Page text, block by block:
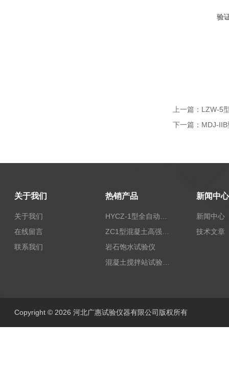
验
上一篇： LZW-5
下一篇： MDJ-
关于我们
关于我们
在线留言
联系我们
热销产品
岩石饱水试验仪
新闻中心
新闻中心
技术文章
Copyright © 2026 河北广惠试验仪器有限公司版权所有